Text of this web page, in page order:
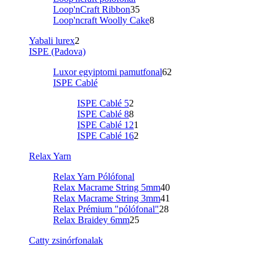
Loop'nCraft Ribbon35
Loop'ncraft Woolly Cake8
Yabali lurex2
ISPE (Padova)
Luxor egyiptomi pamutfonal62
ISPE Cablé
ISPE Cablé 52
ISPE Cablé 88
ISPE Cablé 121
ISPE Cablé 162
Relax Yarn
Relax Yarn Pólófonal
Relax Macrame String 5mm40
Relax Macrame String 3mm41
Relax Prémium "pólófonal"28
Relax Braidey 6mm25
Catty zsinórfonalak